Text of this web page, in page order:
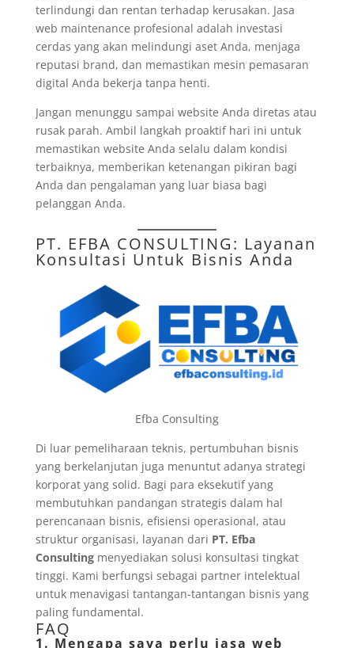
terlindungi dan rentan terhadap kerusakan. Jasa
web maintenance profesional adalah investasi
cerdas yang akan melindungi aset Anda, menjaga
reputasi brand, dan memastikan mesin pemasaran
digital Anda bekerja tanpa henti.
Jangan menunggu sampai website Anda diretas atau
rusak parah. Ambil langkah proaktif hari ini untuk
memastikan website Anda selalu dalam kondisi
terbaiknya, memberikan ketenangan pikiran bagi
Anda dan pengalaman yang luar biasa bagi
pelanggan Anda.
PT. EFBA CONSULTING: Layanan
Konsultasi Untuk Bisnis Anda
Efba Consulting
Di luar pemeliharaan teknis, pertumbuhan bisnis
yang berkelanjutan juga menuntut adanya strategi
korporat yang solid. Bagi para eksekutif yang
membutuhkan pandangan strategis dalam hal
perencanaan bisnis, efisiensi operasional, atau
struktur organisasi, layanan dari PT. Efba
Consultingmenyediakan solusi konsultasi tingkat
tinggi. Kami berfungsi sebagai partner intelektual
untuk menavigasi tantangan-tantangan bisnis yang
paling fundamental.
FAQ
1. Mengapa saya perlu jasa web